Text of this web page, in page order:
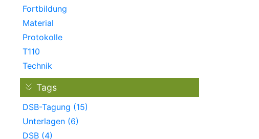
Fortbildung
Material
Protokolle
T110
Technik
Tags
DSB-Tagung (15)
Unterlagen (6)
DSB (4)